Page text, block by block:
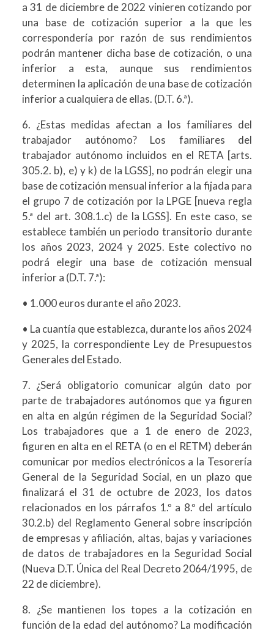
a 31 de diciembre de 2022 vinieren cotizando por
una base de cotización superior a la que les
correspondería por razón de sus rendimientos
podrán mantener dicha base de cotización, o una
inferior a esta, aunque sus rendimientos
determinen la aplicación de una base de cotización
inferior a cualquiera de ellas. (D.T. 6.ª).
6. ¿Estas medidas afectan a los familiares del
trabajador autónomo? Los familiares del
trabajador autónomo incluidos en el RETA [arts.
305.2. b), e) y k) de la LGSS], no podrán elegir una
base de cotización mensual inferior a la fijada para
el grupo 7 de cotización por la LPGE [nueva regla
5.ª del art. 308.1.c) de la LGSS]. En este caso, se
establece también un periodo transitorio durante
los años 2023, 2024 y 2025. Este colectivo no
podrá elegir una base de cotización mensual
inferior a (D.T. 7.ª):
• 1.000 euros durante el año 2023.
• La cuantía que establezca, durante los años 2024
y 2025, la correspondiente Ley de Presupuestos
Generales del Estado.
7. ¿Será obligatorio comunicar algún dato por
parte de trabajadores autónomos que ya figuren
en alta en algún régimen de la Seguridad Social?
Los trabajadores que a 1 de enero de 2023,
figuren en alta en el RETA (o en el RETM) deberán
comunicar por medios electrónicos a la Tesorería
General de la Seguridad Social, en un plazo que
finalizará el 31 de octubre de 2023, los datos
relacionados en los párrafos 1.º a 8.º del artículo
30.2.b) del Reglamento General sobre inscripción
de empresas y afiliación, altas, bajas y variaciones
de datos de trabajadores en la Seguridad Social
(Nueva D.T. Única del Real Decreto 2064/1995, de
22 de diciembre).
8. ¿Se mantienen los topes a la cotización en
función de la edad del autónomo? La modificación